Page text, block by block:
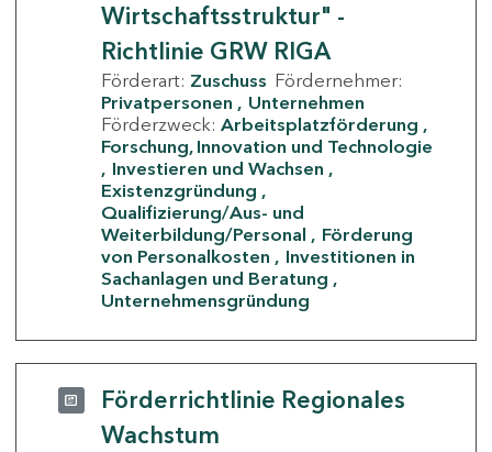
Wirtschaftsstruktur" -
Richtlinie GRW RIGA
Förderart: Zuschuss Fördernehmer:
Privatpersonen
Unternehmen
Förderzweck: Arbeitsplatzförderung
Forschung, Innovation und Technologie
Investieren und Wachsen
Existenzgründung
Qualifizierung/Aus- und
Weiterbildung/Personal
Förderung
von Personalkosten
Investitionen in
Sachanlagen und Beratung
Unternehmensgründung
Förderrichtlinie Regionales
Wachstum